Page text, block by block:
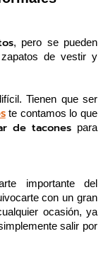
, pero se pueden
de vestir y
Tienen que ser
te contamos lo que
de tacones para
importante del
con un gran
ocasión, ya
salir por